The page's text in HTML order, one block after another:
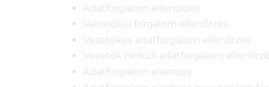
Adatforgalom ellenőrzés
Valósidejű forgalom ellenőrzés
Vezetékes adatforgalom ellenőrzés
Vezeték nélküli adatforgalom
Adatforgalom elemzés